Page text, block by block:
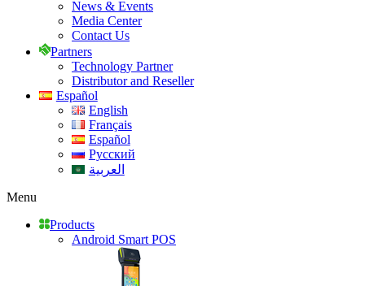
News & Events
Media Center
Contact Us
Partners
Technology Partner
Distributor and Reseller
Español
English
Français
Español
Русский
العربية
Menu
Products
Android Smart POS